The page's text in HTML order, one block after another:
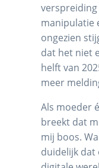
manipulatie
ongezien
dat het niet
helft van
meer
Als moeder
breekt dat
mij boos.
duidelijk dat